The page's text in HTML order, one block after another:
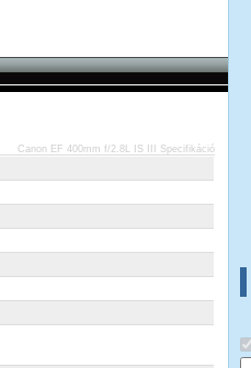
Canon EF 400mm f/2.8L IS III Specifikáció